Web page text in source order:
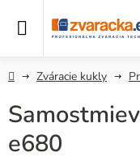
DomovZváracie kukly
e680